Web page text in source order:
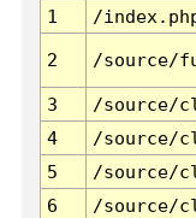
1
/
2 /source/
3 /source/
4
/source/
5
/source/
6
/source/